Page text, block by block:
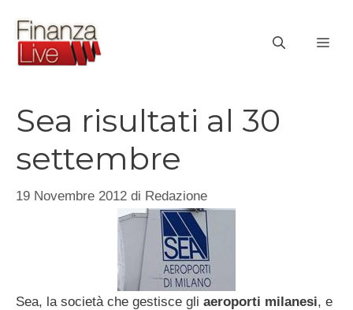
contenuto
Sea risultati al 30
settembre
19 Novembre 2012 di Redazione
Sea, la società che gestisce gli aeroporti milanesi, e